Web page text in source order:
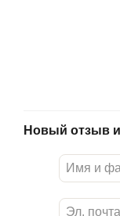
Новый отзыв